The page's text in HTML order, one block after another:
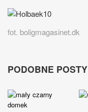
fot. boligmagasinet.dk
PODOBNE POSTY